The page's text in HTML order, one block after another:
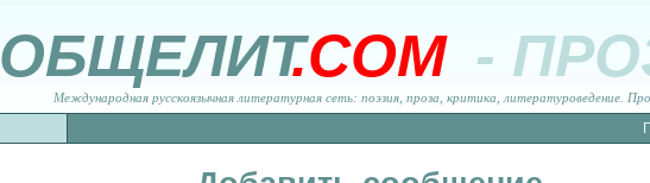
ОБЩЕЛИТ.COM -
Международная русскоязычная литературная сеть: поэзия, проза, критика, литературоведение.